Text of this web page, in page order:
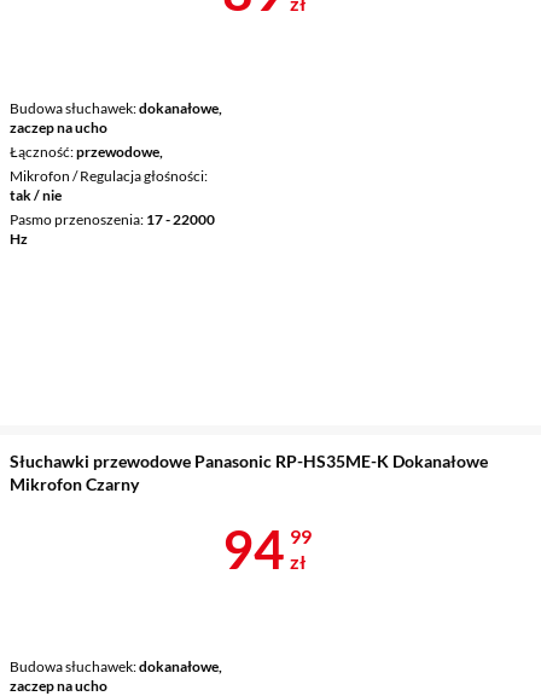
Budowa słuchawek dokanałowe,
zaczep na ucho
Łączność przewodowe,
Mikrofon / Regulacja głośności
tak / nie
Pasmo przenoszenia 17 - 22000
Hz
Słuchawki przewodowe Panasonic RP-HS35ME-K Dokanałowe
Mikrofon Czarny
Budowa słuchawek dokanałowe,
zaczep na ucho
Cena 94,99
94 99
zł